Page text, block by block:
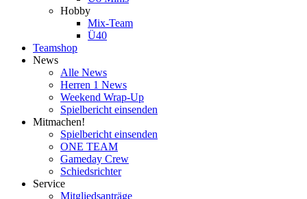
Hobby
Mix-Team
Ü40
Teamshop
News
Alle News
Herren 1 News
Weekend Wrap-Up
Spielbericht einsenden
Mitmachen!
Spielbericht einsenden
ONE TEAM
Gameday Crew
Schiedsrichter
Service
Mitgliedsanträge